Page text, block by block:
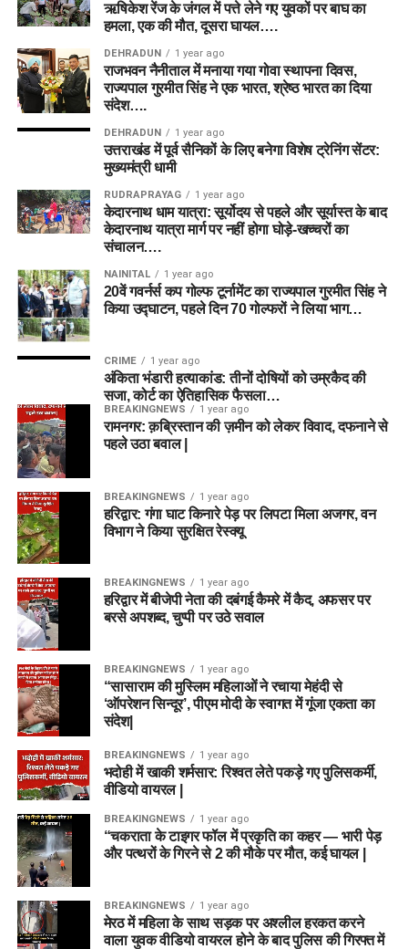
ऋषिकेश रेंज के जंगल में पत्ते लेने गए युवकों पर बाघ का
हमला, एक की मौत, दूसरा घायल….
DEHRADUN 1 year ago
राजभवन नैनीताल में मनाया गया गोवा स्थापना दिवस,
राज्यपाल गुरमीत सिंह ने एक भारत, श्रेष्ठ भारत का दिया
संदेश….
DEHRADUN 1 year ago
उत्तराखंड में पूर्व सैनिकों के लिए बनेगा विशेष ट्रेनिंग सेंटर:
मुख्यमंत्री धामी
RUDRAPRAYAG 1 year ago
केदारनाथ धाम यात्रा: सूर्योदय से पहले और सूर्यास्त के बाद
केदारनाथ यात्रा मार्ग पर नहीं होगा घोड़े-खच्चरों का
संचालन….
NAINITAL 1 year ago
20वें गवर्नर्स कप गोल्फ टूर्नामेंट का राज्यपाल गुरमीत सिंह ने
किया उद्घाटन, पहले दिन 70 गोल्फरों ने लिया भाग…
CRIME 1 year ago
अंकिता भंडारी हत्याकांड: तीनों दोषियों को उम्रकैद की
सजा, कोर्ट का ऐतिहासिक फैसला…
BREAKINGNEWS 1 year ago
रामनगर: क़ब्रिस्तान की ज़मीन को लेकर विवाद, दफनाने से
पहले उठा बवाल |
BREAKINGNEWS 1 year ago
हरिद्वार: गंगा घाट किनारे पेड़ पर लिपटा मिला अजगर, वन
विभाग ने किया सुरक्षित रेस्क्यू
BREAKINGNEWS 1 year ago
हरिद्वार में बीजेपी नेता की दबंगई कैमरे में कैद, अफसर पर
बरसे अपशब्द, चुप्पी पर उठे सवाल
BREAKINGNEWS 1 year ago
“सासाराम की मुस्लिम महिलाओं ने रचाया मेहंदी से
‘ऑपरेशन सिन्दूर’, पीएम मोदी के स्वागत में गूंजा एकता का
संदेश|
BREAKINGNEWS 1 year ago
भदोही में खाकी शर्मसार: रिश्वत लेते पकड़े गए पुलिसकर्मी,
वीडियो वायरल |
BREAKINGNEWS 1 year ago
“चकराता के टाइगर फॉल में प्रकृति का कहर — भारी पेड़
और पत्थरों के गिरने से 2 की मौके पर मौत, कई घायल |
BREAKINGNEWS 1 year ago
मेरठ में महिला के साथ सड़क पर अश्लील हरकत करने
वाला युवक वीडियो वायरल होने के बाद पुलिस की गिरफ्त में